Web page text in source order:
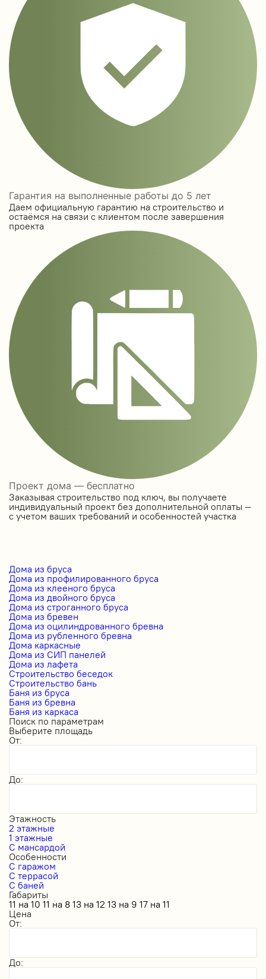
Гарантия на выполненные работы до 5 лет
Даем официальную гарантию на строительство и
остаёмся на связи с клиентом после завершения
проекта
Проект дома — бесплатно
Заказывая строительство под ключ, вы получаете
индивидуальный проект без дополнительной оплаты —
с учетом ваших требований и особенностей участка
Дома из бруса
Дома из профилированного бруса
Дома из клееного бруса
Дома из двойного бруса
Дома из строганного бруса
Дома из бревен
Дома из оцилиндрованного бревна
Дома из рубленного бревна
Дома каркасные
Дома из СИП панелей
Дома из лафета
Строительство беседок
Строительство бань
Баня из бруса
Баня из бревна
Баня из каркаса
Поиск по параметрам
Выберите площадь
От:
До:
Этажность
2 этажные
1 этажные
С мансардой
Особенности
С гаражом
С террасой
С баней
Габариты
11 на 10 11 на 8 13 на 12 13 на 9 17 на 11
Цена
От:
До: